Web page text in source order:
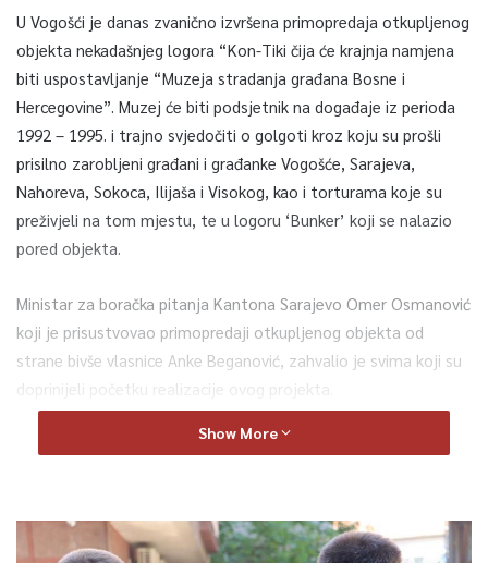
U Vogošći je danas zvanično izvršena primopredaja otkupljenog
objekta nekadašnjeg logora “Kon-Tiki čija će krajnja namjena
biti uspostavljanje “Muzeja stradanja građana Bosne i
Hercegovine”. Muzej će biti podsjetnik na događaje iz perioda
1992 – 1995. i trajno svjedočiti o golgoti kroz koju su prošli
prisilno zarobljeni građani i građanke Vogošće, Sarajeva,
Nahoreva, Sokoca, Ilijaša i Visokog, kao i torturama koje su
preživjeli na tom mjestu, te u logoru ‘Bunker’ koji se nalazio
pored objekta.
Ministar za boračka pitanja Kantona Sarajevo Omer Osmanović
koji je prisustvovao primopredaji otkupljenog objekta od
strane bivše vlasnice Anke Beganović, zahvalio je svima koji su
doprinijeli početku realizacije ovog projekta.
Objektom će upravljati JU “Fond Memorijala Kantona
“Nakon više od deset godina realizirali smo skupštinsku odluku
Show More